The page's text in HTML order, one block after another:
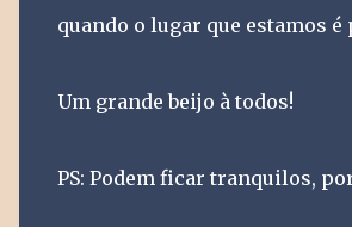
quando o lugar que estamos
Um grande beijo à todos!
PS: Podem ficar tranquilos,